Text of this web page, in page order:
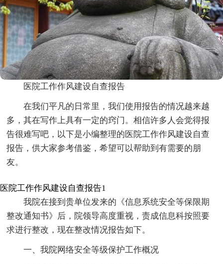
医院工作作风建设自查报告
在我们平凡的日常里，我们使用报告的情况越来越
多，其在写作上具有一定的窍门。相信许多人会觉得报
告很难写吧，以下是小编整理的医院工作作风建设自查
报告，供大家参考借鉴，希望可以帮助到有需要的朋
友。
医院工作作风建设自查报告1
我院在接到贵单位发来的《信息系统安全等保限期
整改通知书》后，院领导高度重视，责成信息科按照要
求进行整改，现在整改情况报告如下。
一、我院网络安全等级保护工作概况